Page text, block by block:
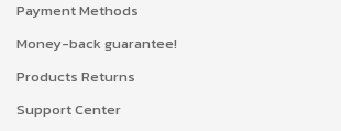
Payment Methods
Money-back guarantee!
Products Returns
Support Center